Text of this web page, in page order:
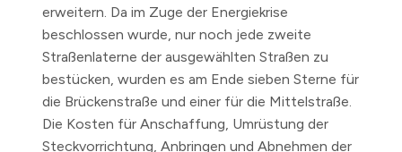
erweitern. Da im Zuge der Energiekrise
beschlossen wurde, nur noch jede zweite
Straßenlaterne der ausgewählten Straßen zu
bestücken, wurden es am Ende sieben Sterne für
die Brückenstraße und einer für die Mittelstraße.
Die Kosten für Anschaffung, Umrüstung der
Steckvorrichtung, Anbringen und Abnehmen der